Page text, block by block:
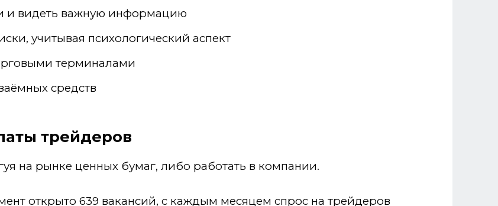
и видеть важную информацию
учитывая психологический аспект
терминалами
средств
трейдеров
на рынке ценных бумаг, либо работать в компании.
открыто 639 вакансий, с каждым месяцем спрос на трейдеров